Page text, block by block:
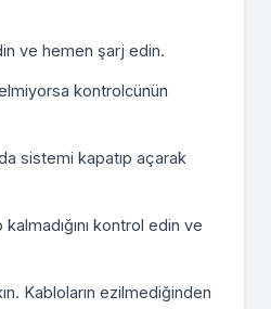
ve hemen şarj edin.
kontrolcünün
sistemi kapatıp açarak
kontrol edin ve
Kabloların ezilmediğinden